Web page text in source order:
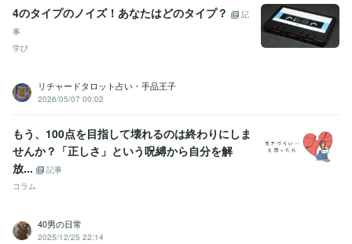
4のタイプのノイズ！あなたはどのタイプ？
記
事
学び
リチャードタロット占い・手品王子
2026/05/07 00:02
もう、100点を目指して壊れるのは終わりにしま
せんか？「正しさ」という呪縛から自分を解
放...
記事
コラム
40男の日常
2025/12/25 22:14